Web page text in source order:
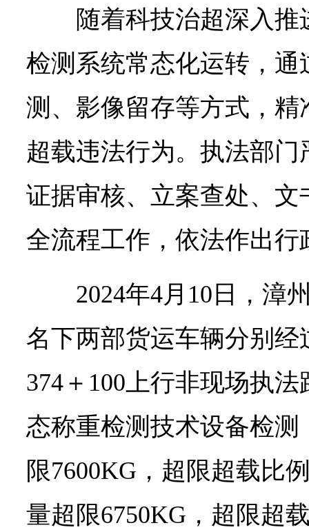
随着科技治超深入
检测系统常态化运转，
测、影像留存等方式，
超载违法行为。执法部
证据审核、立案查处、
全流程工作，依法作出行
2024年4月10日，漳
名下两部货运车辆分别经
374＋100上行非现场执
态称重检测技术设备检
限7600KG，超限超载比
量超限6750KG，超限超